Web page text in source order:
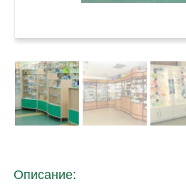
Описание: